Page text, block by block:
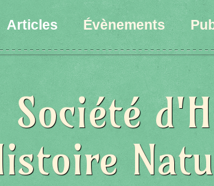
Articles Évènements
Société